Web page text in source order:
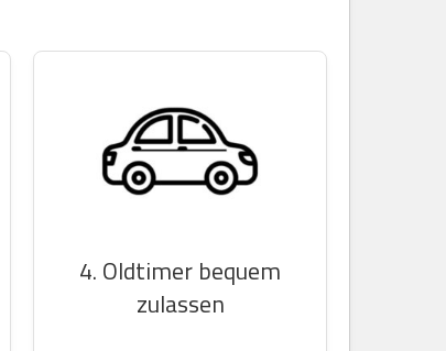
4. Oldtimer bequem
zulassen